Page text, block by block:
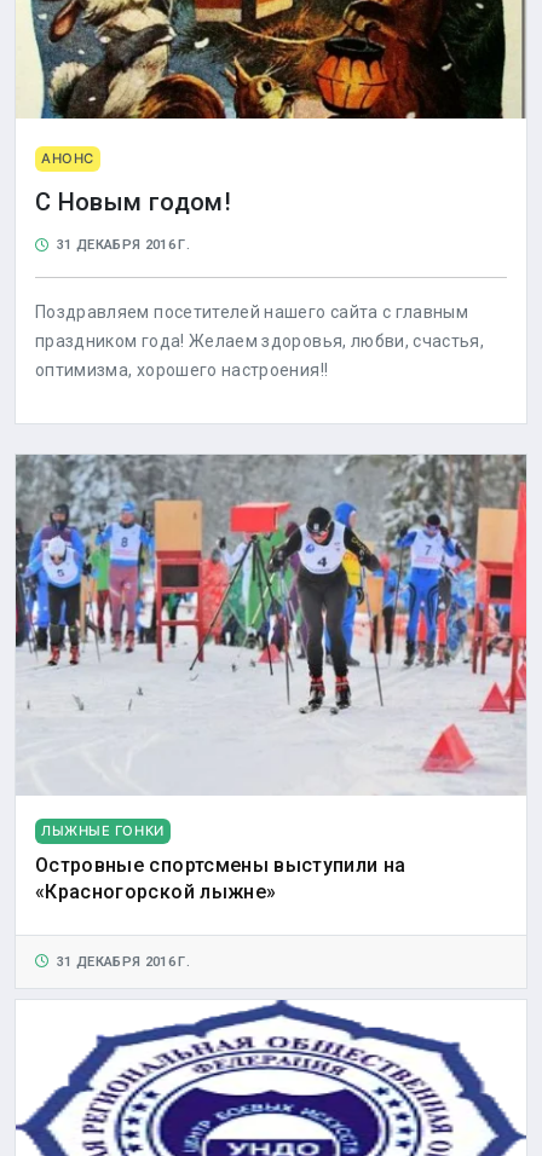
АНОНС
С Новым годом!
31 ДЕКАБРЯ 2016 Г.
Поздравляем посетителей нашего сайта с главным
праздником года! Желаем здоровья, любви, счастья,
оптимизма, хорошего настроения!!
ЛЫЖНЫЕ ГОНКИ
Островные спортсмены выступили на
«Красногорской лыжне»
31 ДЕКАБРЯ 2016 Г.